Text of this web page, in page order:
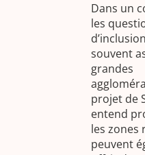
Dans un
les
souvent
grandes
projet de
entend
les zones
peuvent